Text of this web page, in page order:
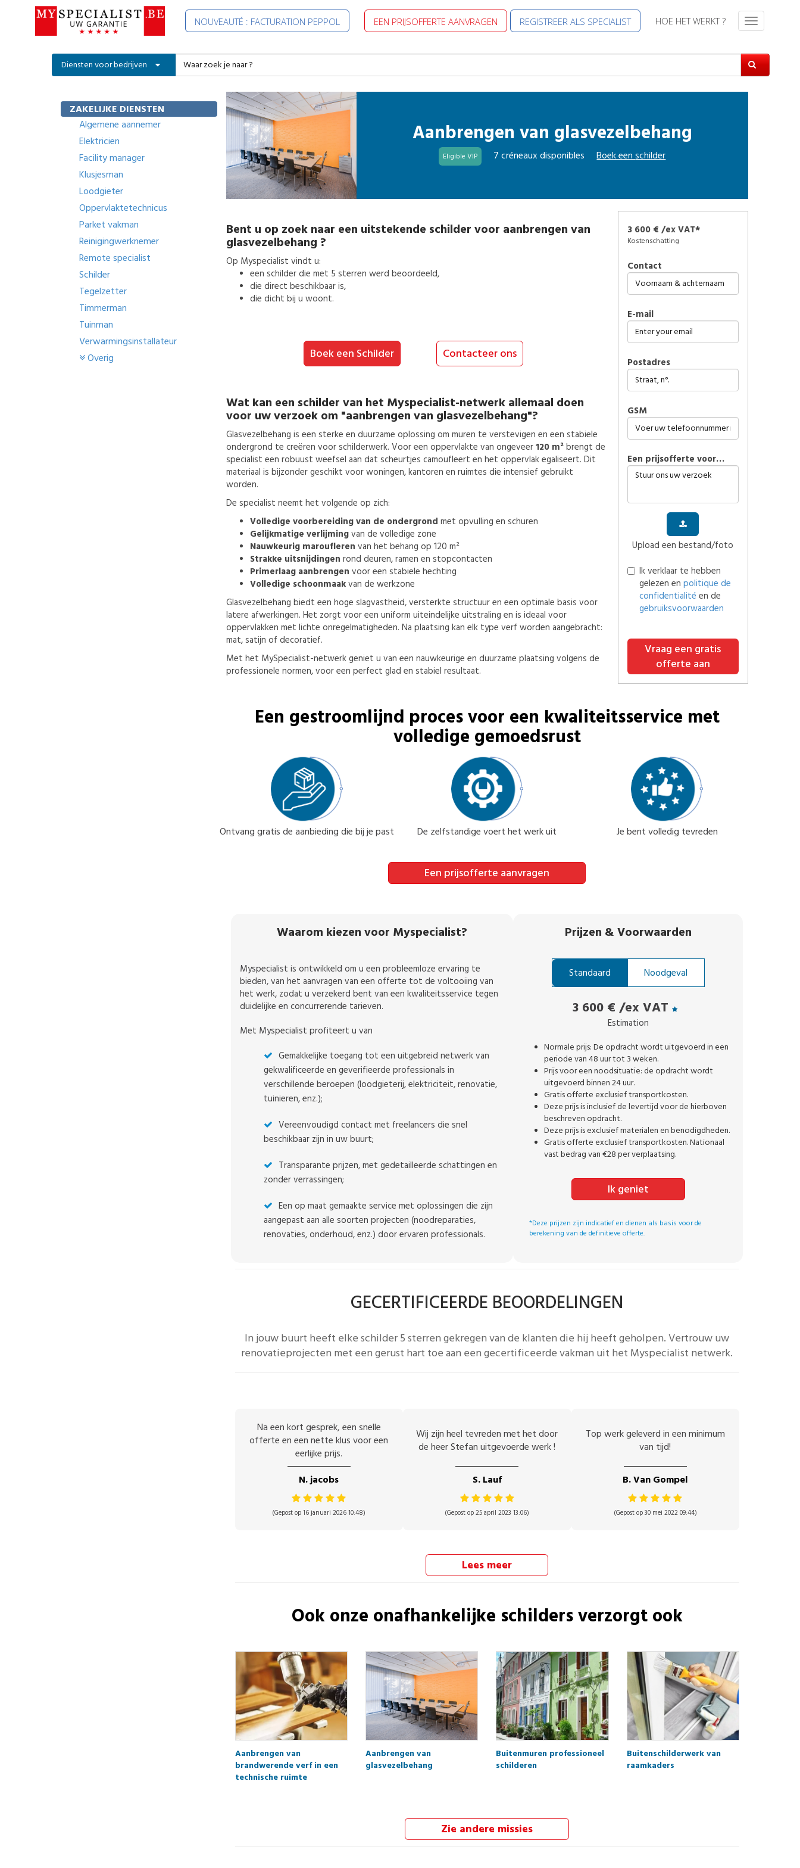
NOUVEAUTÉ : FACTURATION PEPPOL EEN PRIJSOFFERTE AANVRAGEN REGISTREER ALS SPECIALIST HOE HET WERKT ?
T
g
l
Diensten voor bedrijven
ZAKELIJKE DIENSTEN
Algemene aannemer
Elektricien
Facility manager
Klusjesman
Loodgieter
Oppervlaktetechnicus
Parket vakman
Reinigingwerknemer
Remote specialist
Schilder
Tegelzetter
Timmerman
Tuinman
Verwarmingsinstallateur
Overig
Aanbrengen van glasvezelbehang
Eligible VIP 7 créneaux disponibles Boek eenschilder
Bent u op zoek naar een uitstekende schilder voor aanbrengen van
glasvezelbehang ?
Op Myspecialist vindt u:
een schilderdie met 5 sterren werd beoordeeld,
die direct beschikbaar is,
die dicht bij u woont.
Boek een Schilder Contacteer ons
Wat kan een schilder van het Myspecialist-netwerk allemaal doen
voor uw verzoek om "aanbrengen van glasvezelbehang"?
Glasvezelbehang is een sterke en duurzame oplossing om muren te verstevigen en een stabiele
ondergrond te creëren voor schilderwerk. Voor een oppervlakte van ongeveer120 m²brengt de
specialist een robuust weefsel aan dat scheurtjes camoufleert en het oppervlak egaliseert. Dit
materiaal is bijzonder geschikt voor woningen, kantoren en ruimtes die intensief gebruikt
worden.
De specialist neemt het volgende op zich:
Volledige voorbereiding van de ondergrond met opvulling en schuren
Gelijkmatige verlijmingvan de volledige zone
Nauwkeurig maroufleren van het behang op 120 m²
Strakke uitsnijdingen rond deuren, ramen en stopcontacten
Primerlaag aanbrengen voor een stabiele hechting
Volledige schoonmaakvan de werkzone
Glasvezelbehang biedt een hoge slagvastheid, versterkte structuur en een optimale basis voor
latere afwerkingen. Het zorgt voor een uniform uiteindelijke uitstraling en is ideaal voor
oppervlakken met lichte onregelmatigheden. Na plaatsing kan elk type verf worden aangebracht:
mat, satijn of decoratief.
Met het MySpecialist-netwerk geniet u van een nauwkeurige en duurzame plaatsing volgens de
professionele normen, voor een perfect glad en stabiel resultaat.
3 600 € /ex VAT*
Kostenschatting
Contact
E-mail
Postadres
GSM
Een prijsofferte voor…
Upload een bestand/foto
Ik verklaar te hebben
gelezen en politique de
confidentialité en de
gebruiksvoorwaarden
Vraag een gratis
offerte aan
Een gestroomlijnd proces voor een kwaliteitsservice met
volledige gemoedsrust
Ontvang gratis de aanbieding die bij je past De zelfstandige voert het werk uit Je bent volledig tevreden
Een prijsofferte aanvragen
Waarom kiezen voor Myspecialist?
Myspecialist is ontwikkeld om u een probleemloze ervaring te
bieden, van het aanvragen van een offerte tot de voltooiing van
het werk, zodat u verzekerd bent van een kwaliteitsservice tegen
duidelijke en concurrerende tarieven.
Met Myspecialist profiteert u van
Gemakkelijke toegang tot een uitgebreid netwerk van
gekwalificeerde en geverifieerde professionals in
verschillende beroepen (loodgieterij, elektriciteit, renovatie,
tuinieren, enz.);
Vereenvoudigd contact met freelancers die snel
beschikbaar zijn in uw buurt;
Transparante prijzen, met gedetailleerde schattingen en
zonder verrassingen;
Een op maat gemaakte service met oplossingen die zijn
aangepast aan alle soorten projecten (noodreparaties,
renovaties, onderhoud, enz.) door ervaren professionals.
Prijzen & Voorwaarden
Standaard Noodgeval
3 600 € /ex VAT
Estimation
Normale prijs: De opdracht wordt uitgevoerd in een
periode van 48 uur tot 3 weken.
Prijs voor een noodsituatie: de opdracht wordt
uitgevoerd binnen 24 uur.
Gratis offerte exclusief transportkosten.
Deze prijs is inclusief de levertijd voor de hierboven
beschreven opdracht.
Deze prijs is exclusief materialen en benodigdheden.
Gratis offerte exclusief transportkosten. Nationaal
vast bedrag van €28 per verplaatsing.
Ik geniet
*Deze prijzen zijn indicatief en dienen als basis voor de
berekening van de definitieve offerte.
GECERTIFICEERDE BEOORDELINGEN
In jouw buurt heeft elkeschilder 5 sterren gekregen van de klanten die hij heeft geholpen.Vertrouw uw
renovatieprojecten met een gerust hart toe aan een gecertificeerde vakman uit het Myspecialist netwerk.
Na een kort gesprek, een snelle
offerte en een nette klus voor een
eerlijke prijs.
N. jacobs
(Gepost op 16 januari 2026 10:48)
Wij zijn heel tevreden met het door
de heer Stefan uitgevoerde werk !
S. Lauf
(Gepost op 25 april 2023 13:06)
Top werk geleverd in een minimum
van tijd!
B. Van Gompel
(Gepost op 30 mei 2022 09:44)
Lees meer
Ook onze onafhankelijke schildersverzorgt ook
Aanbrengen van
brandwerende verf in een
technische ruimte
Aanbrengen van
glasvezelbehang
Buitenmuren professioneel
schilderen
Buitenschilderwerk van
raamkaders
Zie andere missies